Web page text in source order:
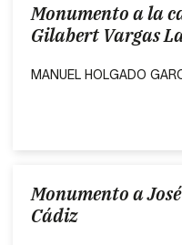
Monumento a la
Gilabert Vargas
MANUEL HOLGADO
Monumento a
Cádiz